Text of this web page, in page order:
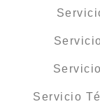
Servicio